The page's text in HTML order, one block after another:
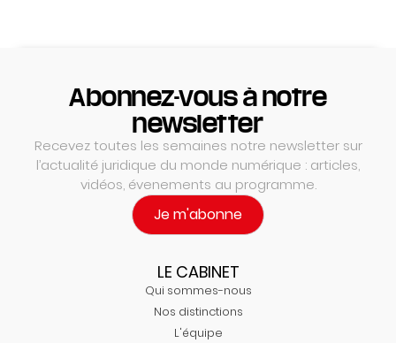
Abonnez-vous à notre
newsletter
Recevez toutes les semaines notre newsletter sur
l’actualité juridique du monde numérique : articles,
vidéos, évenements au programme.
Je m'abonne
LE CABINET
Qui sommes-nous
Nos distinctions
L'équipe